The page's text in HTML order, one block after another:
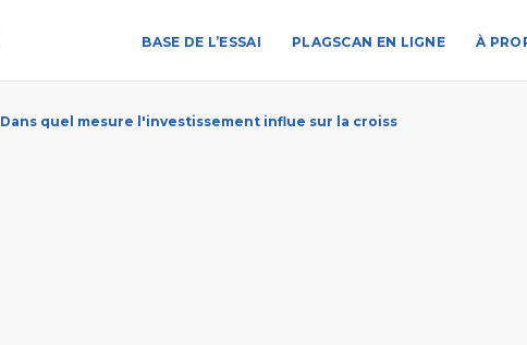
BASE DE L’ESSAI PLAGSCAN EN LIGNE À
Dans quel mesure l'investissement influe sur la croiss